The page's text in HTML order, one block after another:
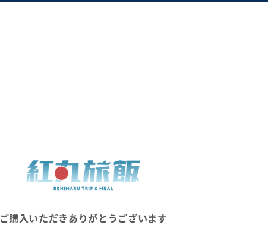
ご購入いただきありがとうございます